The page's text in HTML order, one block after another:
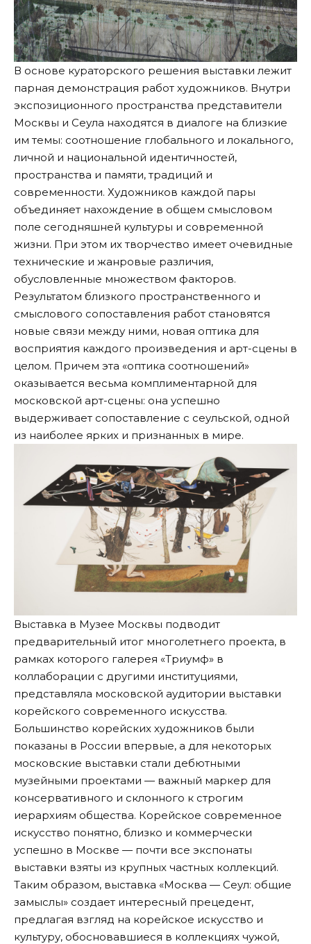
В основе кураторского решения выставки лежит
парная демонстрация работ художников. Внутри
экспозиционного пространства представители
Москвы и Сеула находятся в диалоге на близкие
им темы: соотношение глобального и локального,
личной и национальной идентичностей,
пространства и памяти, традиций и
современности. Художников каждой пары
объединяет нахождение в общем смысловом
поле сегодняшней культуры и современной
жизни. При этом их творчество имеет очевидные
технические и жанровые различия,
обусловленные множеством факторов.
Результатом близкого пространственного и
смыслового сопоставления работ становятся
новые связи между ними, новая оптика для
восприятия каждого произведения и арт-сцены в
целом. Причем эта «оптика соотношений»
оказывается весьма комплиментарной для
московской арт-сцены: она успешно
выдерживает сопоставление с сеульской, одной
из наиболее ярких и признанных в мире.
Выставка в Музее Москвы подводит
предварительный итог многолетнего проекта, в
рамках которого галерея «Триумф» в
коллаборации с другими институциями,
представляла московской аудитории выставки
корейского современного искусства.
Большинство корейских художников были
показаны в России впервые, а для некоторых
московские выставки стали дебютными
музейными проектами — важный маркер для
консервативного и склонного к строгим
иерархиям общества. Корейское современное
искусство понятно, близко и коммерчески
успешно в Москве — почти все экспонаты
выставки взяты из крупных частных коллекций.
Таким образом, выставка «Москва — Сеул: общие
замыслы» создает интересный прецедент,
предлагая взгляд на корейское искусство и
культуру, обосновавшиеся в коллекциях чужой,